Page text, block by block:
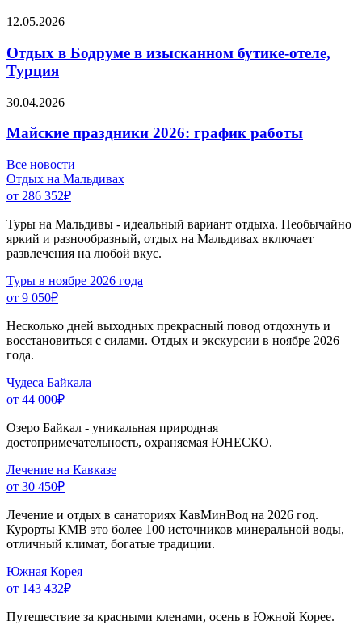
12.05.2026
Отдых в Бодруме в изысканном бутике-отеле,
Турция
30.04.2026
Майские праздники 2026: график работы
Все новости
Отдых на Мальдивах
от 286 352₽
Туры на Мальдивы - идеальный вариант отдыха. Необычайно
яркий и разнообразный, отдых на Мальдивах включает
развлечения на любой вкус.
Туры в ноябре 2026 года
от 9 050₽
Несколько дней выходных прекрасный повод отдохнуть и
восстановиться с силами. Отдых и экскурсии в ноябре 2026
года.
Чудеса Байкала
от 44 000₽
Озеро Байкал - уникальная природная
достопримечательность, охраняемая ЮНЕСКО.
Лечение на Кавказе
от 30 450₽
Лечение и отдых в санаториях КавМинВод на 2026 год.
Курорты КМВ это более 100 источников минеральной воды,
отличный климат, богатые традиции.
Южная Корея
от 143 432₽
Путешествие за красными кленами, осень в Южной Корее.